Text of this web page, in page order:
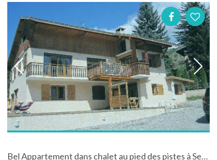
Bel Appartement dans chalet au pied des pistes à Serre Chevalier (PACA), vue sur montagne, Terrasse